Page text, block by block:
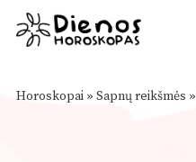
Horoskopai » Sapnų reikšmės »